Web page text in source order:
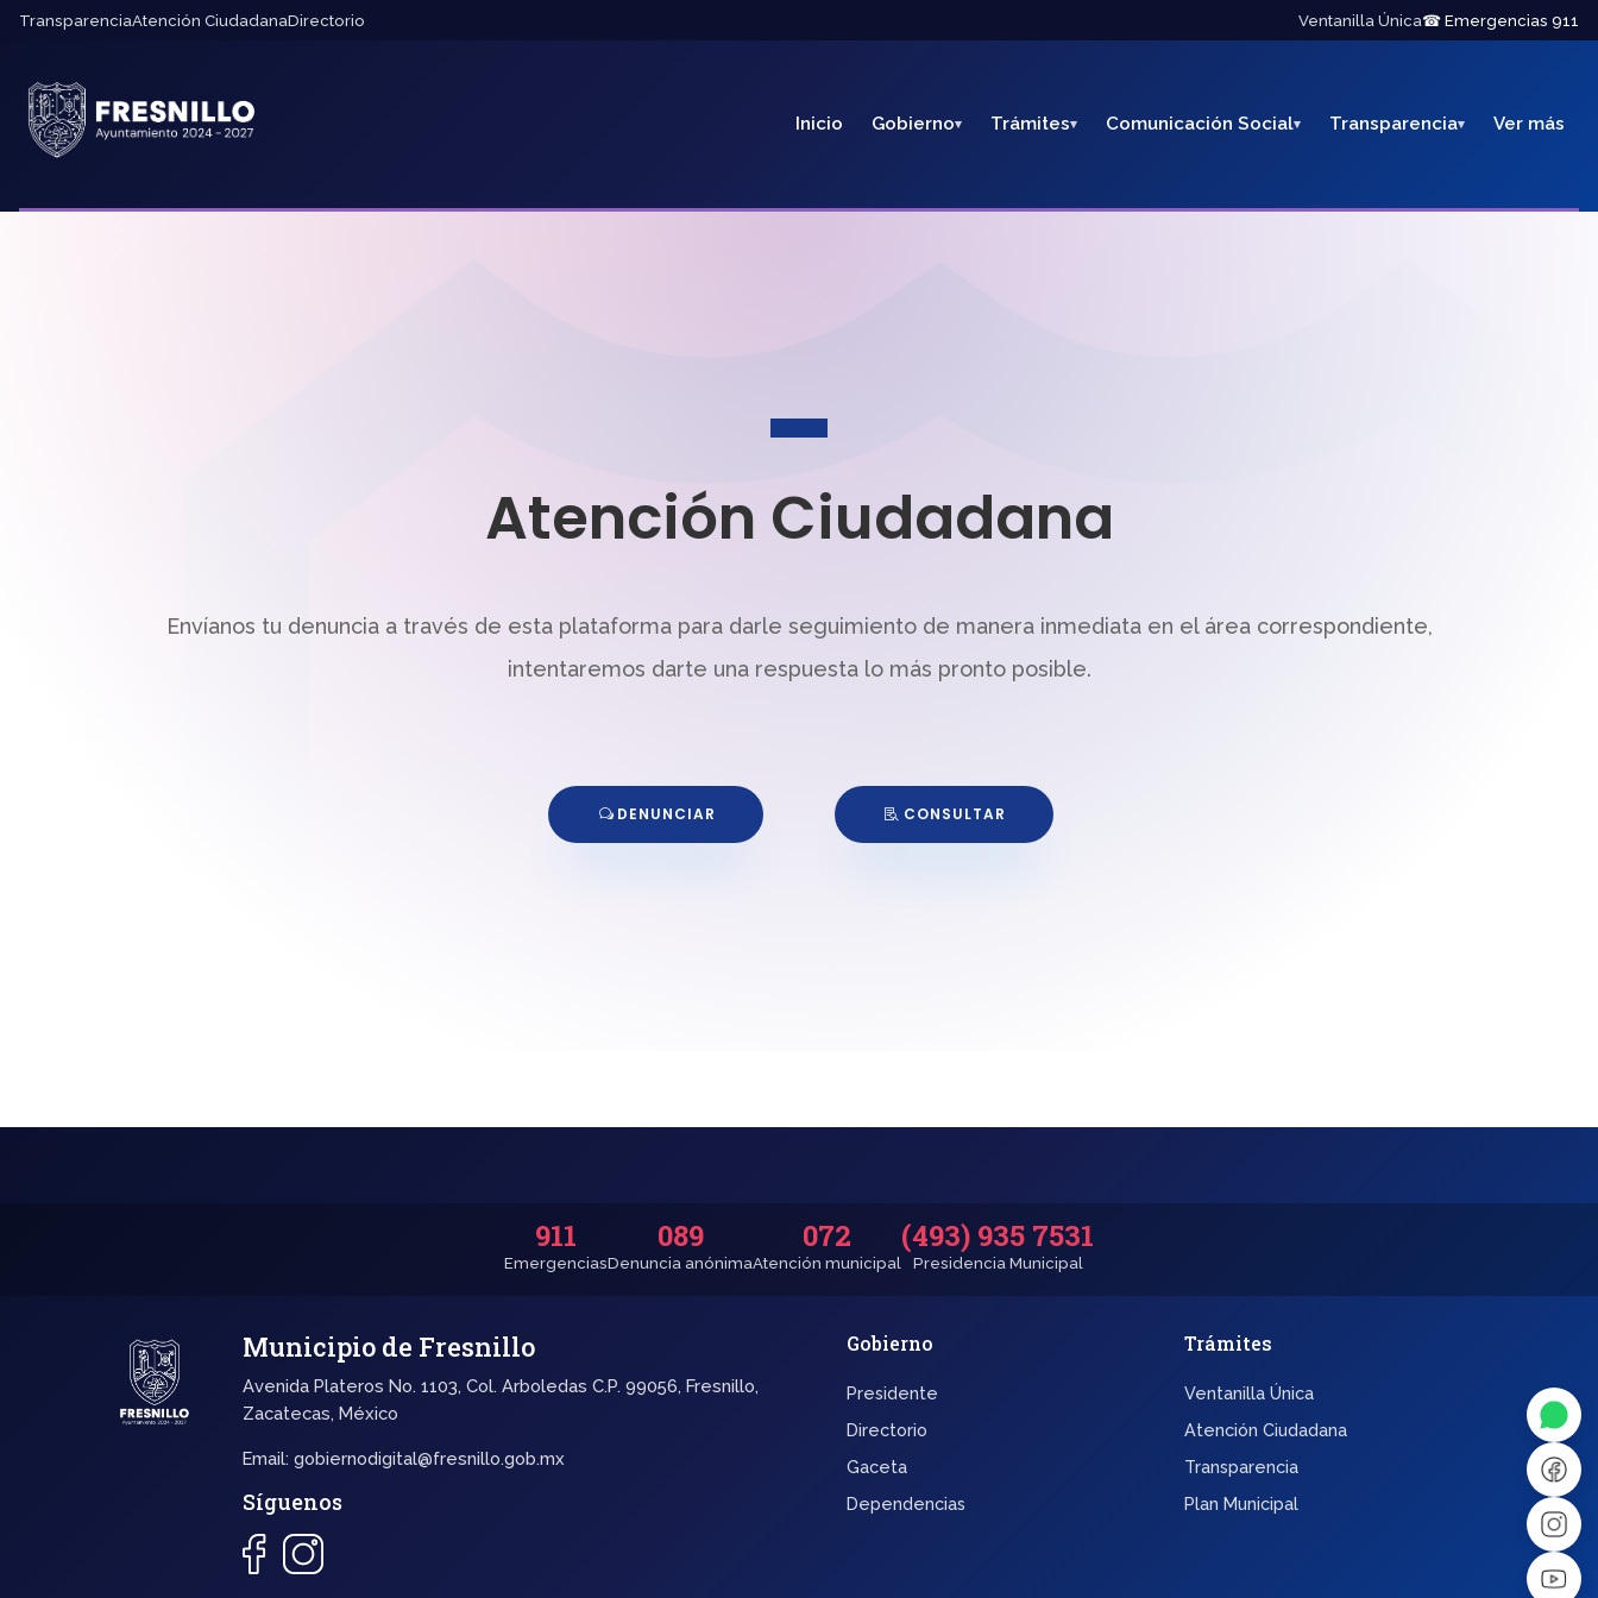
TransparenciaAtención CiudadanaDirectorio Ventanilla Única☎ Emergencias 911
Inicio Gobierno Trámites Comunicación Social Transparencia Ver más
Atención Ciudadana
Envíanos tu denuncia a través de esta plataforma para darle seguimiento de manera inmediata en el área correspondiente,
intentaremos darte una respuesta lo más pronto posible.
DENUNCIAR CONSULTAR
911
Emergencias
089
Denuncia anónima
072
Atención municipal
(493) 935 7531
Presidencia Municipal
Municipio de Fresnillo
Avenida Plateros No. 1103, Col. Arboledas C.P. 99056, Fresnillo,
Zacatecas, México
Email:gobiernodigital@fresnillo.gob.mx
Síguenos
Gobierno
Presidente
Directorio
Gaceta
Dependencias
Trámites
Ventanilla Única
Atención Ciudadana
Transparencia
Plan Municipal
↔
Dx